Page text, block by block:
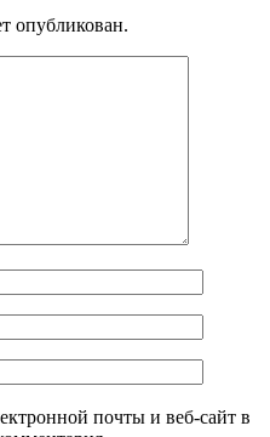
опубликован.
почты и веб-сайт в